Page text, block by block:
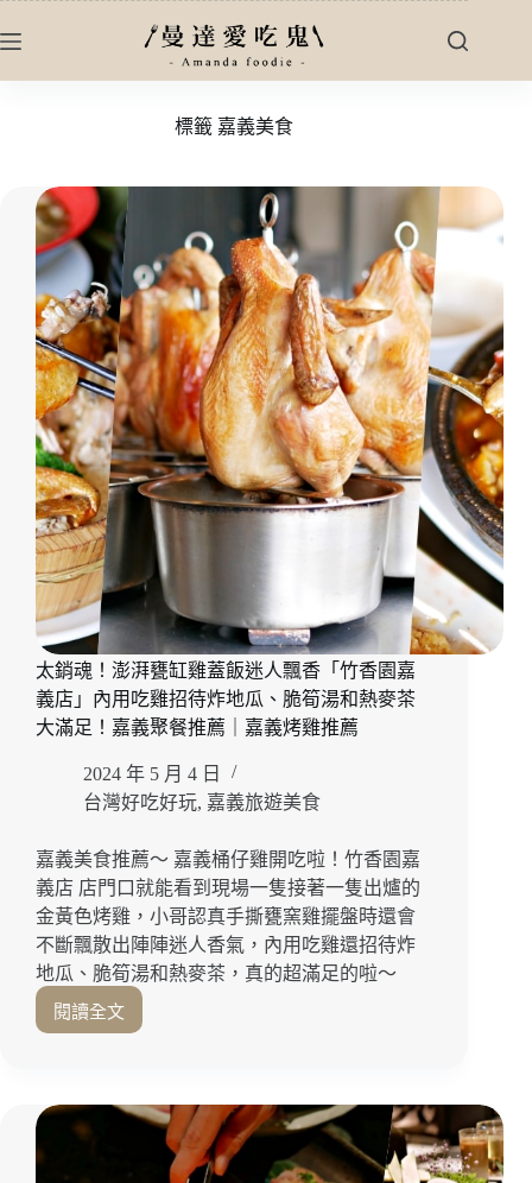
至
標籤 嘉義美食
太銷魂！澎湃甕缸雞蓋飯迷人飄香「竹香園嘉
義店」內用吃雞招待炸地瓜、脆筍湯和熱麥茶
大滿足！嘉義聚餐推薦｜嘉義烤雞推薦
2024 年 5 月 4 日
台灣好吃好玩, 嘉義旅遊美食
嘉義美食推薦～ 嘉義桶仔雞開吃啦！竹香園嘉
義店 店門口就能看到現場一隻接著一隻出爐的
金黃色烤雞，小哥認真手撕甕窯雞擺盤時還會
不斷飄散出陣陣迷人香氣，內用吃雞還招待炸
地瓜、脆筍湯和熱麥茶，真的超滿足的啦～
閱讀全文
太
湃